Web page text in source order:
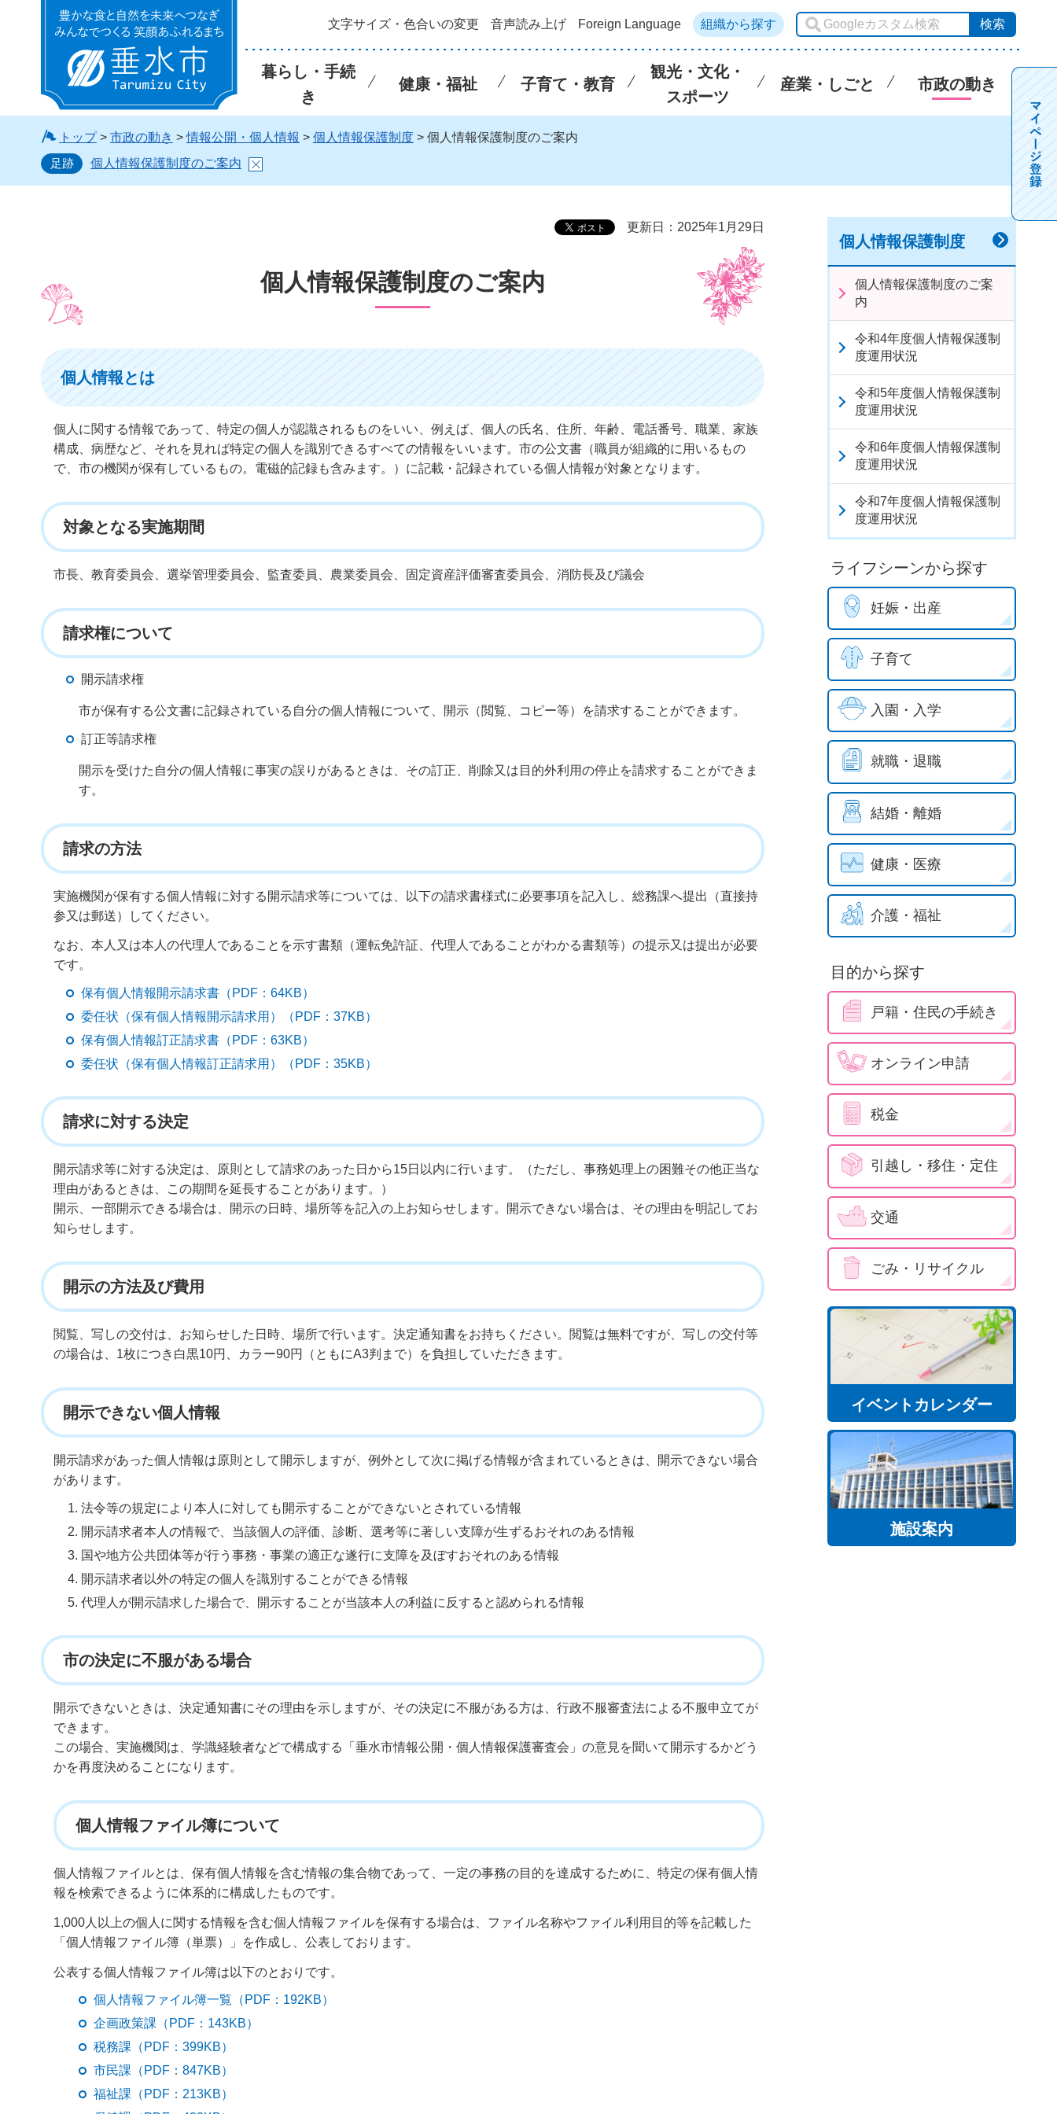
垂水市 文字サイズ・色合いの変更 音声読み上げ Foreign Language 組織から探す
暮らし・手続
き
健康・福祉 子育て・教育
観光・文化・
スポーツ
産業・しごと 市政の動き
トップ> 市政の動き >情報公開・個人情報 > 個人情報保護制度> 個人情報保護制度のご案内
足跡
個人情報保護制度のご案内
更新日：2025年1月29日
個人情報保護制度のご案内
個人情報とは
個人に関する情報であって、特定の個人が認識されるものをいい、例えば、個人の氏名、住所、年齢、電話番号、職業、家族
構成、病歴など、それを見れば特定の個人を識別できるすべての情報をいいます。市の公文書（職員が組織的に用いるもの
で、市の機関が保有しているもの。電磁的記録も含みます。）に記載・記録されている個人情報が対象となります。
対象となる実施期間
市長、教育委員会、選挙管理委員会、監査委員、農業委員会、固定資産評価審査委員会、消防長及び議会
請求権について
開示請求権
市が保有する公文書に記録されている自分の個人情報について、開示（閲覧、コピー等）を請求することができます。
訂正等請求権
開示を受けた自分の個人情報に事実の誤りがあるときは、その訂正、削除又は目的外利用の停止を請求することができま
す。
請求の方法
実施機関が保有する個人情報に対する開示請求等については、以下の請求書様式に必要事項を記入し、総務課へ提出（直接持
参又は郵送）してください。
なお、本人又は本人の代理人であることを示す書類（運転免許証、代理人であることがわかる書類等）の提示又は提出が必要
です。
保有個人情報開示請求書（PDF：64KB）
委任状（保有個人情報開示請求用）（PDF：37KB）
保有個人情報訂正請求書（PDF：63KB）
委任状（保有個人情報訂正請求用）（PDF：35KB）
請求に対する決定
開示請求等に対する決定は、原則として請求のあった日から15日以内に行います。（ただし、事務処理上の困難その他正当な
理由があるときは、この期間を延長することがあります。）
開示、一部開示できる場合は、開示の日時、場所等を記入の上お知らせします。開示できない場合は、その理由を明記してお
知らせします。
開示の方法及び費用
閲覧、写しの交付は、お知らせした日時、場所で行います。決定通知書をお持ちください。閲覧は無料ですが、写しの交付等
の場合は、1枚につき白黒10円、カラー90円（ともにA3判まで）を負担していただきます。
開示できない個人情報
開示請求があった個人情報は原則として開示しますが、例外として次に掲げる情報が含まれているときは、開示できない場合
があります。
法令等の規定により本人に対しても開示することができないとされている情報
開示請求者本人の情報で、当該個人の評価、診断、選考等に著しい支障が生ずるおそれのある情報
国や地方公共団体等が行う事務・事業の適正な遂行に支障を及ぼすおそれのある情報
開示請求者以外の特定の個人を識別することができる情報
代理人が開示請求した場合で、開示することが当該本人の利益に反すると認められる情報
市の決定に不服がある場合
開示できないときは、決定通知書にその理由を示しますが、その決定に不服がある方は、行政不服審査法による不服申立てが
できます。
この場合、実施機関は、学識経験者などで構成する「垂水市情報公開・個人情報保護審査会」の意見を聞いて開示するかどう
かを再度決めることになります。
個人情報ファイル簿について
個人情報ファイルとは、保有個人情報を含む情報の集合物であって、一定の事務の目的を達成するために、特定の保有個人情
報を検索できるように体系的に構成したものです。
1,000人以上の個人に関する情報を含む個人情報ファイルを保有する場合は、ファイル名称やファイル利用目的等を記載した
「個人情報ファイル簿（単票）」を作成し、公表しております。
公表する個人情報ファイル簿は以下のとおりです。
個人情報ファイル簿一覧（PDF：192KB）
企画政策課（PDF：143KB）
税務課（PDF：399KB）
市民課（PDF：847KB）
福祉課（PDF：213KB）
個人情報保護制度
個人情報保護制度のご案
内
令和4年度個人情報保護制
度運用状況
令和5年度個人情報保護制
度運用状況
令和6年度個人情報保護制
度運用状況
令和7年度個人情報保護制
度運用状況
ライフシーンから探す
妊娠・出産
子育て
入園・入学
就職・退職
結婚・離婚
健康・医療
介護・福祉
目的から探す
戸籍・住民の手続き
オンライン申請
税金
引越し・移住・定住
交通
ごみ・リサイクル
イベントカレンダー
施設案内